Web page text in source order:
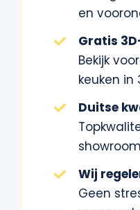
en
Gratis
Bekijk
keuken in
Duitse
Wij
Geen